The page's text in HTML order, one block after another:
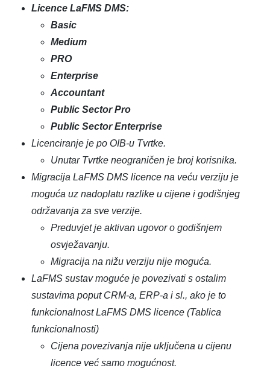
Licence LaFMS DMS:
Basic
Medium
PRO
Enterprise
Accountant
Public Sector Pro
Public Sector Enterprise
Licenciranje je po OIB-u Tvrtke.
Unutar Tvrtke neograničen je broj korisnika.
Migracija LaFMS DMS licence na veću verziju je
moguća uz nadoplatu razlike u cijene i godišnjeg
održavanja za sve verzije.
Preduvjet je aktivan ugovor o godišnjem
osvježavanju.
Migracija na nižu verziju nije moguća.
LaFMS sustav moguće je povezivati s ostalim
sustavima poput CRM-a, ERP-a i sl., ako je to
funkcionalnost LaFMS DMS licence (Tablica
funkcionalnosti)
Cijena povezivanja nije uključena u cijenu
licence već samo mogućnost.